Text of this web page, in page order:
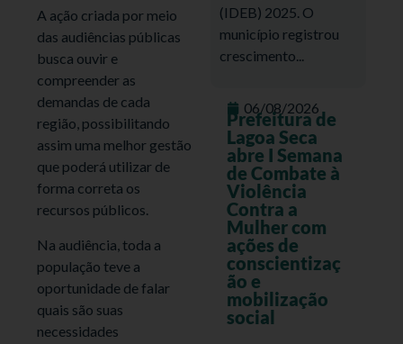
A ação criada por meio
das audiências públicas
busca ouvir e
compreender as
demandas de cada
região, possibilitando
assim uma melhor gestão
que poderá utilizar de
forma correta os
recursos públicos.
Na audiência, toda a
população teve a
oportunidade de falar
quais são suas
necessidades
(IDEB) 2025. O
município registrou
crescimento...
06/08/2026
Prefeitura de
Lagoa Seca
abre I Semana
de Combate à
Violência
Contra a
Mulher com
ações de
conscientizaç
ão e
mobilização
social